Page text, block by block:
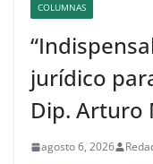
COLUMNAS
jurídico
Dip. Arturo
agosto 6, 2026